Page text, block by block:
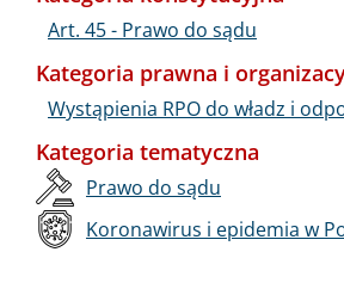
Art. 45 - Prawo do sądu
Kategoria prawna i
Wystąpienia RPO do władz i
Kategoria tematyczna
Prawo do sądu
Koronawirus i epidemia w